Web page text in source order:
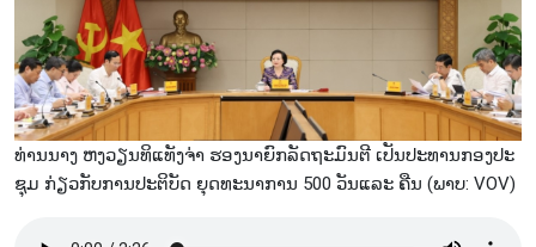
ທ່ານ​ນາງ ຫງວຽນ​ທິ​ແທັງ​ຈ່າ ຮອງ​ນາ​ຍົກ​ລັດ​ຖະ​ມົນ​ຕີ ເປັນ​ປະ​ທານກອງ​ປະ​
ຊຸມ ກ່ຽວ​ກັບ​ການ​ປະ​ຕິ​ບັດ ຍຸດທະນາການ 500 ວັນ​ແລະ ຄືນ (ພາບ: VOV)